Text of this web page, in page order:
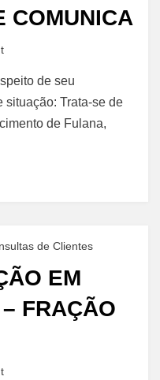
COMUNICA
on
Com
Cláusula
de
Comunhão
–
Imóvel
Não
de seu
situação: Trata-se de
de Fulana,
de Clientes
EM
FRAÇÃO
on